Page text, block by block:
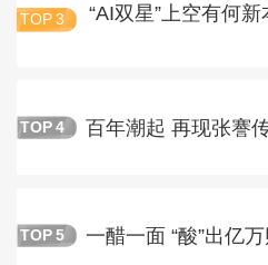
TOP 3 “AI双星”上空有何新
TOP 4 百年潮起 再现张謇
TOP 5 一醋一面 “酸”出亿